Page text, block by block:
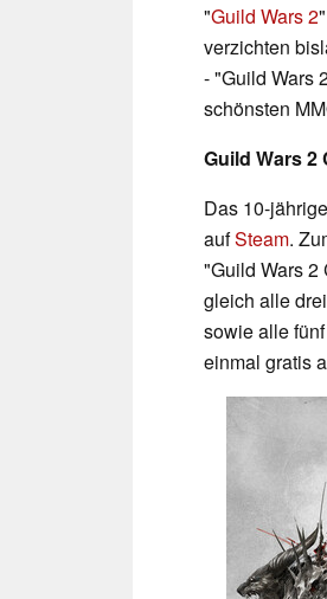
"Guild Wars 2
verzichten
- "Guild Wars
schönsten
Guild Wars 2
Das 10-
aufSteam.
"Guild Wars 2
gleich alle
sowie alle
einmal gratis